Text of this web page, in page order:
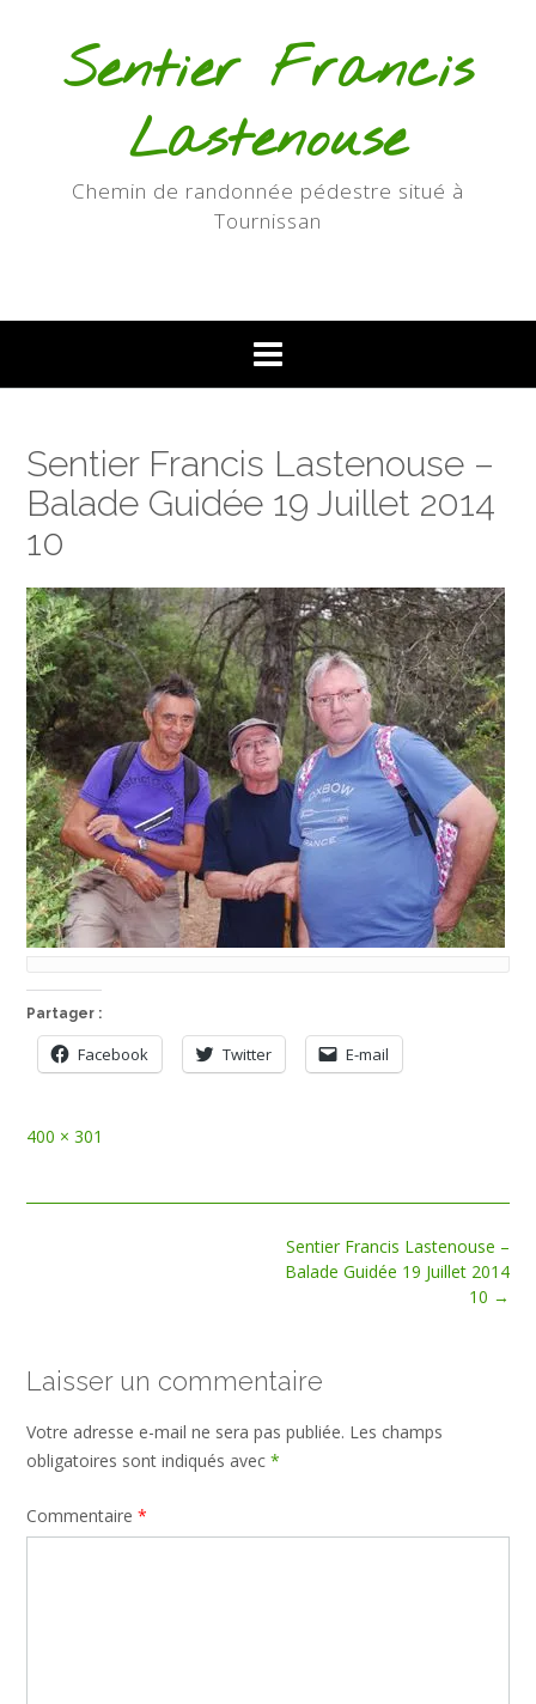
Sentier Francis
Lastenouse
Chemin de randonnée pédestre situé à
Tournissan
Sentier Francis Lastenouse –
Balade Guidée 19 Juillet 2014
10
Partager :
Facebook Twitter E-mail
Full
400 × 301
Sentier Francis Lastenouse –
Balade Guidée 19 Juillet 2014
10 →
Laisser un commentaire
Votre adresse e-mail ne sera pas publiée. Les champs
obligatoires sont indiqués avec *
Commentaire *